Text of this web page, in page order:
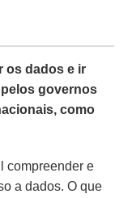
os dados e ir
governos
como
compreender e
a dados. O que